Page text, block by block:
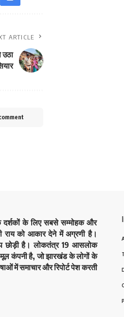
ARTICLE
उठा
के लिए सबसे सम्मोहक और
राय को आकार देने में अग्रणी है।
छोड़ी है। लोकतंत्र 19 आसलोक
मूल कंपनी है, जो झारखंड के लोगों के
में समाचार और रिपोर्ट पेश करती